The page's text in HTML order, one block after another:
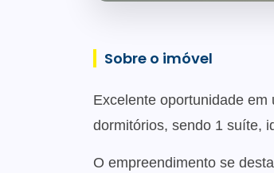
Sobre o imóvel
Excelente oportunidade
dormitórios, sendo 1 suíte,
O empreendimento se